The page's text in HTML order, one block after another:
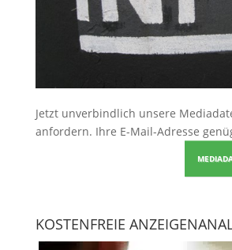
Jetzt unverbindlich unsere
anfordern. Ihre E-Mail-Adresse
KOSTENFREIE